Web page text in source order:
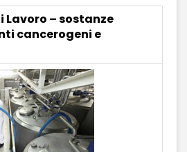
Lavoro – sostanze
cancerogeni e